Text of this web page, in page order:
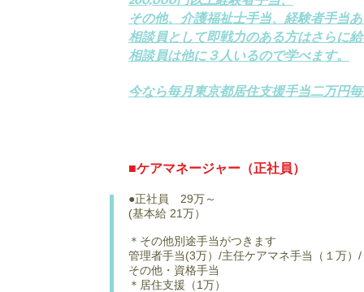
その他、介護福祉士手当、経験者手当
相談員として即戦力のある方はさらに
相談員は他に３人いるので学べます。
今なら毎月東京都居住支援手当二万円
■ケアマネージャー（正社員）
●正社員 29万～
(基本給 21万）
＊その他別途手当がつきます
管理者手当(3万）/主任ケアマネ手当（１万）
その他・資格手当
＊居住支援（1万）